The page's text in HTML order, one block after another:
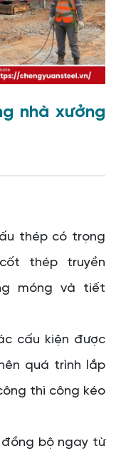
nhà xưởng
thép có trọng
thép truyền
móng và tiết
cấu kiện được
quá trình lắp
thi công kéo
bộ ngay từ